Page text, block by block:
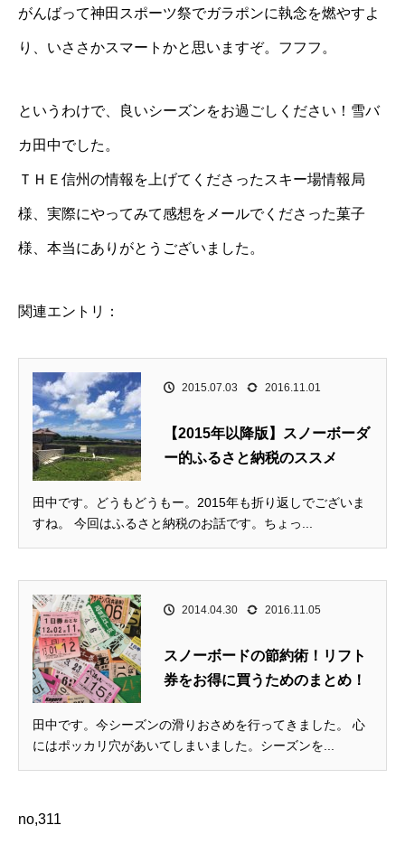
がんばって神田スポーツ祭でガラポンに執念を燃やすよ
り、いささかスマートかと思いますぞ。フフフ。
というわけで、良いシーズンをお過ごしください！雪バ
カ田中でした。
ＴＨＥ信州の情報を上げてくださったスキー場情報局
様、実際にやってみて感想をメールでくださった菓子
様、本当にありがとうございました。
関連エントリ：
2015.07.03 2016.11.01
【2015年以降版】スノーボーダ
ー的ふるさと納税のススメ
田中です。どうもどうもー。2015年も折り返しでございま
すね。 今回はふるさと納税のお話です。ちょっ...
2014.04.30 2016.11.05
スノーボードの節約術！リフト
券をお得に買うためのまとめ！
田中です。今シーズンの滑りおさめを行ってきました。 心
にはポッカリ穴があいてしまいました。シーズンを...
no,311